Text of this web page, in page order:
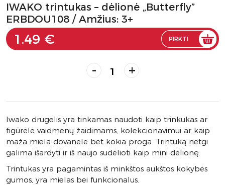
IWAKO trintukas – dėlionė „Butterfly”
ERBDOU108 / Amžius: 3+
1.49 € PIRKTI
- +
Iwako drugelis yra tinkamas naudoti kaip trinkukas ar
figūrėlė vaidmenų žaidimams, kolekcionavimui ar kaip
maža miela dovanėlė bet kokia proga. Trintuką netgi
galima išardyti ir iš naujo sudėlioti kaip mini dėlionę.
Trintukas yra pagamintas iš minkštos aukštos kokybės
gumos, yra mielas bei funkcionalus.